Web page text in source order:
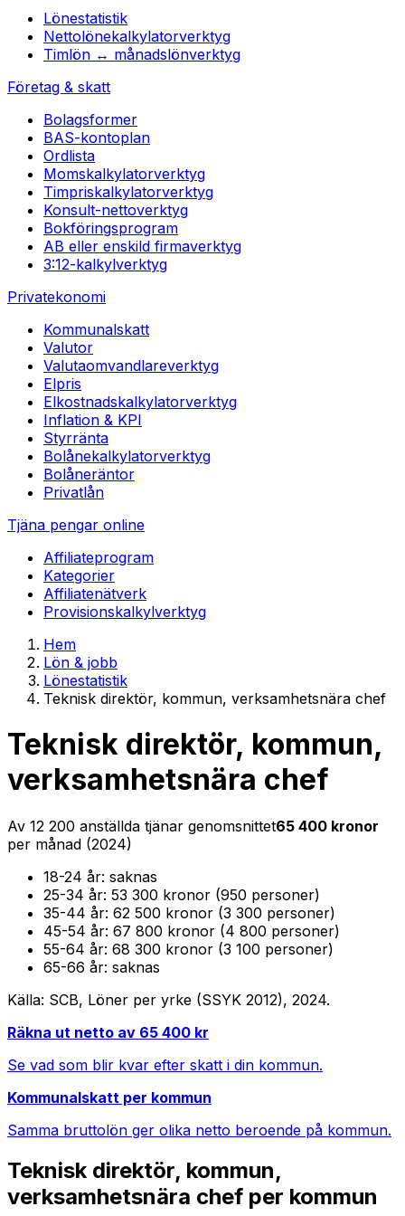
Lönestatistik
Nettolönekalkylatorverktyg
Timlön ↔ månadslönverktyg
Företag & skatt
Bolagsformer
BAS-kontoplan
Ordlista
Momskalkylatorverktyg
Timpriskalkylatorverktyg
Konsult-nettoverktyg
Bokföringsprogram
AB eller enskild firmaverktyg
3:12-kalkylverktyg
Privatekonomi
Kommunalskatt
Valutor
Valutaomvandlareverktyg
Elpris
Elkostnadskalkylatorverktyg
Inflation & KPI
Styrränta
Bolånekalkylatorverktyg
Bolåneräntor
Privatlån
Tjäna pengar online
Affiliateprogram
Kategorier
Affiliatenätverk
Provisionskalkylverktyg
Hem
Lön & jobb
Lönestatistik
Teknisk direktör, kommun, verksamhetsnära chef
Teknisk direktör, kommun,
verksamhetsnära chef
Av 12 200 anställda tjänar genomsnittet65 400 kronor
per månad (2024)
18-24 år: saknas
25-34 år: 53 300 kronor (950 personer)
35-44 år: 62 500 kronor (3 300 personer)
45-54 år: 67 800 kronor (4 800 personer)
55-64 år: 68 300 kronor (3 100 personer)
65-66 år: saknas
Källa: SCB, Löner per yrke (SSYK 2012), 2024.
Räkna ut netto av 65 400 kr
Se vad som blir kvar efter skatt i din kommun.
Kommunalskatt per kommun
Samma bruttolön ger olika netto beroende på kommun.
Teknisk direktör, kommun,
verksamhetsnära chef per kommun